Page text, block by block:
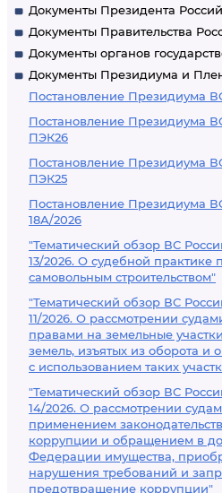
Документы Президента
Документы Правительства
Документы органов
Документы Президиума и
Постановление Президиума
Постановление Президиума
ПЭК26
Постановление Президиума
ПЭК25
Постановление Президиума
18А/2026
"Тематический обзор ВС
13/2026. О судебной практике
самовольным строительством"
"Тематический обзор ВС
11/2026. О рассмотрении
правами на земельные
земель, изъятых из оборота и
с использованием таких
"Тематический обзор ВС
14/2026. О рассмотрении
применением
коррупции и обращением в
Федерации имущества,
нарушения требований и
предотвращение коррупции"